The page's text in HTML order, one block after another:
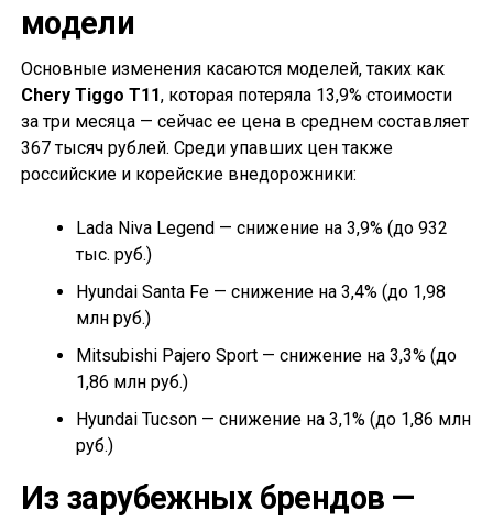
модели
Основные изменения касаются моделей, таких как
Chery Tiggo T11, которая потеряла 13,9% стоимости
за три месяца — сейчас ее цена в среднем составляет
367 тысяч рублей. Среди упавших цен также
российские и корейские внедорожники:
Lada Niva Legend — снижение на 3,9% (до 932
тыс. руб.)
Hyundai Santa Fe — снижение на 3,4% (до 1,98
млн руб.)
Mitsubishi Pajero Sport — снижение на 3,3% (до
1,86 млн руб.)
Hyundai Tucson — снижение на 3,1% (до 1,86 млн
руб.)
Из зарубежных брендов —